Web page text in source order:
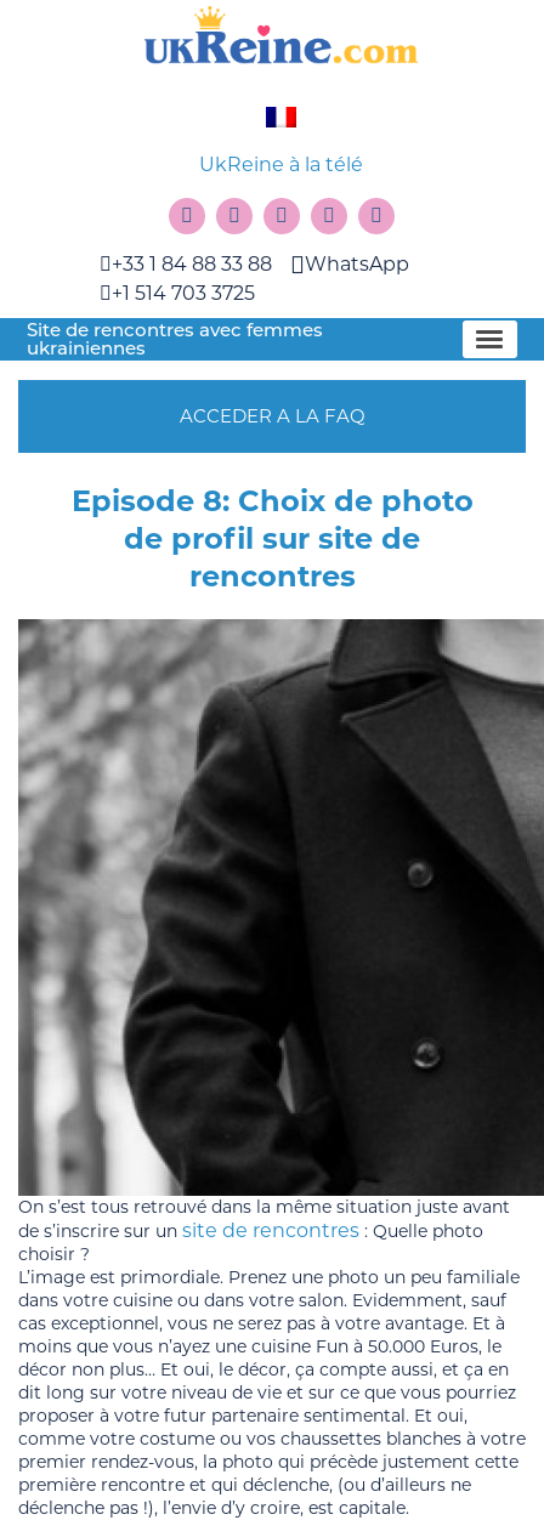
UkReine à la télé
+33 1 84 88 33 88
+1 514 703 3725
WhatsApp
Site de rencontres avec femmes
ukrainiennes
ACCEDER A LA FAQ
Episode 8: Choix de photo
de profil sur site de
rencontres
On s’est tous retrouvé dans la même situation juste avant
de s’inscrire sur un site de rencontres : Quelle photo
choisir ?
L’image est primordiale. Prenez une photo un peu familiale
dans votre cuisine ou dans votre salon. Evidemment, sauf
cas exceptionnel, vous ne serez pas à votre avantage. Et à
moins que vous n’ayez une cuisine Fun à 50.000 Euros, le
décor non plus… Et oui, le décor, ça compte aussi, et ça en
dit long sur votre niveau de vie et sur ce que vous pourriez
proposer à votre futur partenaire sentimental. Et oui,
comme votre costume ou vos chaussettes blanches à votre
premier rendez-vous, la photo qui précède justement cette
première rencontre et qui déclenche, (ou d’ailleurs ne
déclenche pas !), l’envie d’y croire, est capitale.